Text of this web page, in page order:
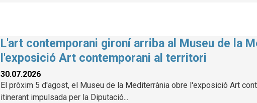
L'art contemporani gironí arriba al Museu de la
l'exposició Art contemporani al territori
30.07.2026
El pròxim 5 d'agost, el Museu de la Mediterrània obre l'exposició Art
itinerant impulsada per la Diputació...